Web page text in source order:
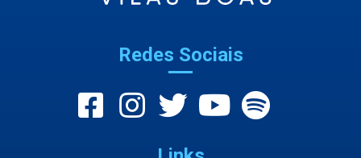
Redes Sociais